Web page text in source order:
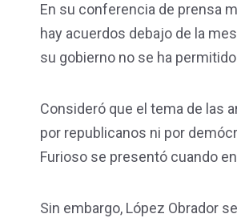
En su conferencia de prensa
hay acuerdos debajo de la
su gobierno no se ha
Consideró que el tema de las
por republicanos ni por
Furioso se presentó cuando
Sin embargo, López Obrador